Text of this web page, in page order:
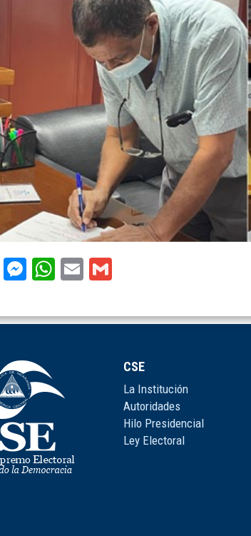
TwitterMessenger
WhatsApp
Email
CSE
La Institución
Autoridades
Hilo Presidencial
Ley Electoral